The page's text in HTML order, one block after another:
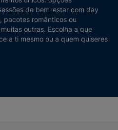
de bem-estar com day
pacotes românticos ou
outras. Escolha a que
a ti mesmo ou a quem quiseres